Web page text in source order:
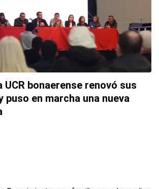
UCR bonaerense renovó sus
puso en marcha una nueva